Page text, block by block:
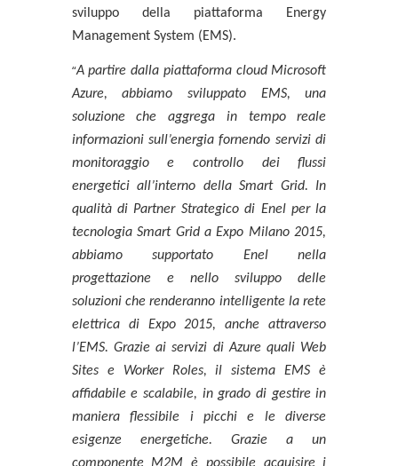
sviluppo della piattaforma Energy
Management System (EMS).
“A partire dalla piattaforma cloud Microsoft
Azure, abbiamo sviluppato EMS, una
soluzione che aggrega in tempo reale
informazioni sull’energia fornendo servizi di
monitoraggio e controllo dei flussi
energetici all’interno della Smart Grid. In
qualità di Partner Strategico di Enel per la
tecnologia Smart Grid a Expo Milano 2015,
abbiamo supportato Enel nella
progettazione e nello sviluppo delle
soluzioni che renderanno intelligente la rete
elettrica di Expo 2015, anche attraverso
l’EMS. Grazie ai servizi di Azure quali Web
Sites e Worker Roles, il sistema EMS è
affidabile e scalabile, in grado di gestire in
maniera flessibile i picchi e le diverse
esigenze energetiche. Grazie a un
componente M2M è possibile acquisire i